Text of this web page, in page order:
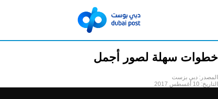
خطوات سهلة لصور أجمل
المصدر: دبي بزست
التاريخ: 10 أغسطس 2017